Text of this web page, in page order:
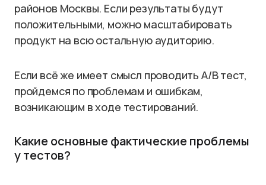
районов Москвы. Если результаты будут
положительными, можно масштабировать
продукт на всю остальную аудиторию.
Если всё же имеет смысл проводить A/B тест,
пройдемся по проблемам и ошибкам,
возникающим в ходе тестирований.
Какие основные фактические проблемы
у тестов?